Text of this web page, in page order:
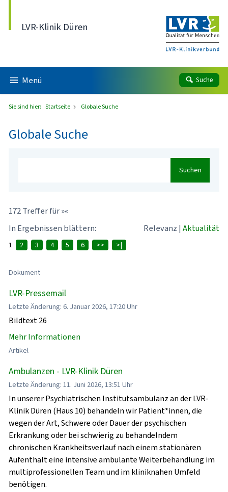
LVR-Klinik Düren
Menü Suche
Sie sind hier: Startseite Globale Suche
Globale Suche
Suchen
172 Treffer für »«
In Ergebnissen blättern:
Relevanz | Aktualität
1 2 3 4 5 6 >> >|
Dokument
LVR-Pressemail
Letzte Änderung: 6. Januar 2026, 17:20 Uhr
Bildtext 26
Mehr Informationen
Artikel
Ambulanzen - LVR-Klinik Düren
Letzte Änderung: 11. Juni 2026, 13:51 Uhr
In unserer Psychiatrischen Institutsambulanz an der LVR-
Klinik Düren (Haus 10) behandeln wir Patient*innen, die
wegen der Art, Schwere oder Dauer der psychischen
Erkrankung oder bei schwierig zu behandelndem
chronischen Krankheitsverlauf nach einem stationären
Aufenthalt eine intensive ambulante Weiterbehandlung im
multiprofessionellen Team und im kliniknahen Umfeld
benötigen.